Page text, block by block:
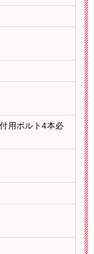
用ボルト4本必